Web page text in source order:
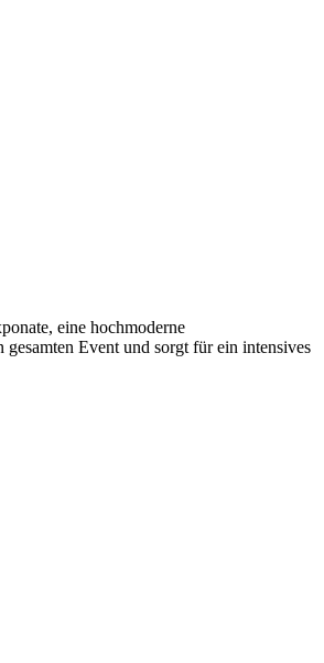
eine hochmoderne
Event und sorgt für ein intensives